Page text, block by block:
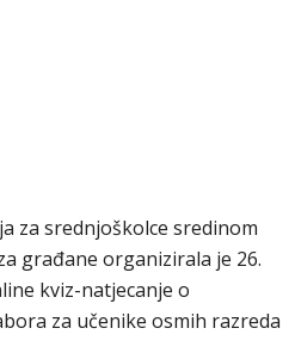
za srednjoškolce sredinom
građane organizirala je 26.
kviz-natjecanje o
za učenike osmih razreda